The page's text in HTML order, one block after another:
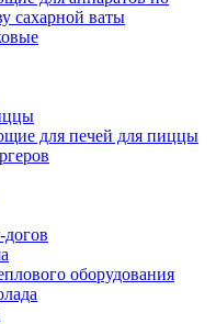
сахарной ваты
для печей для пиццы
оборудования